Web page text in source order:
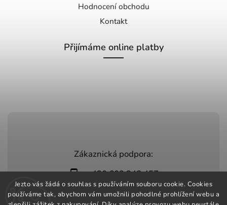
Jezto vás žádá o souhlas s používáním souboru cookie. Cookies
používáme tak, abychom vám umožnili pohodlné prohlížení webu a
Zákaznická podpora:
+420 603 248 457
info@jeztomarket.cz
Hodnocení obchodu
Kontakt
Přijímáme online platby